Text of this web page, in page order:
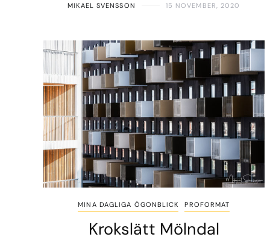
MIKAEL SVENSSON 15 NOVEMBER, 2020
MINA DAGLIGA ÖGONBLICK PROFORMAT
Krokslätt Mölndal